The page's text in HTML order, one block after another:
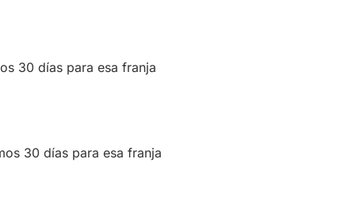
30 días para esa franja
30 días para esa franja